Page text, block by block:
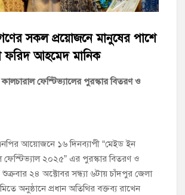
উপদেষ্টা মন্ডলীসহ ১০১ সদস্য বিশিষ্ট
এমপি এম এ মতিনের কবর জিয়ারত করলেন
ওমর ফারুক খান টিটু
মন্ডলীসহ ১০১ সদস্য বিশিষ্ট পূর্ণাঙ্গ
দোকান উচ্ছেদ, ১০ হাজার টাকা জরিমানা
সারিতে বসে মতবিনিময় করলেন শিক্ষামন্ত্রী আ,ন,ম
সকল প্রয়োজনে মানুষের পাশে
ফরিদ আহমেদ মানিক
ফেস্টিভ্যালের পুরস্কার বিতরণ ও
আয়োজনে ১৬ দিনব্যাপী “মেইড ইন
ফেস্টিভ্যাল ২০২৫” এর পুরস্কার বিতরণ ও
শুক্রবার ২৪ অক্টোবর সন্ধ্যা ৬টায় চাঁদপুর জেলা
অনুষ্ঠানে প্রধান অতিথির বক্তব্য রাখেন